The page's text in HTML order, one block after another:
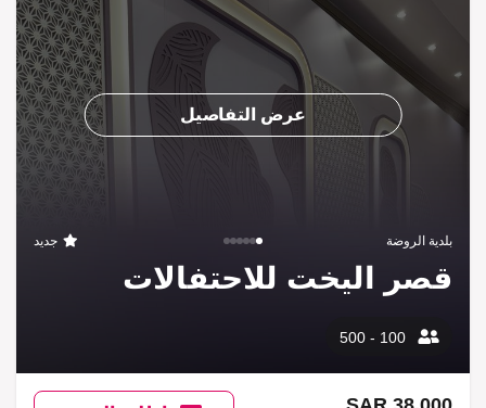
عرض التفاصيل
بلدية الروضة جديد
قصر اليخت للاحتفالات
100 - 500